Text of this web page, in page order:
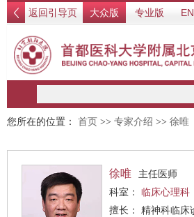
返回引导页 大众版 专业版 EN
您所在的位置： 首页 >> 专家介绍 >> 徐唯
徐唯
主任医师
科室： 临床心理科
擅长： 精神科临床诊断治疗，社区精神疾